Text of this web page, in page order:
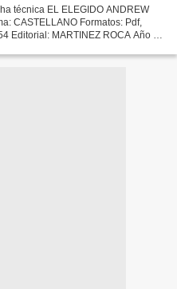
técnica EL ELEGIDO ANDREW
CASTELLANO Formatos: Pdf,
Editorial: MARTINEZ ROCA Año de